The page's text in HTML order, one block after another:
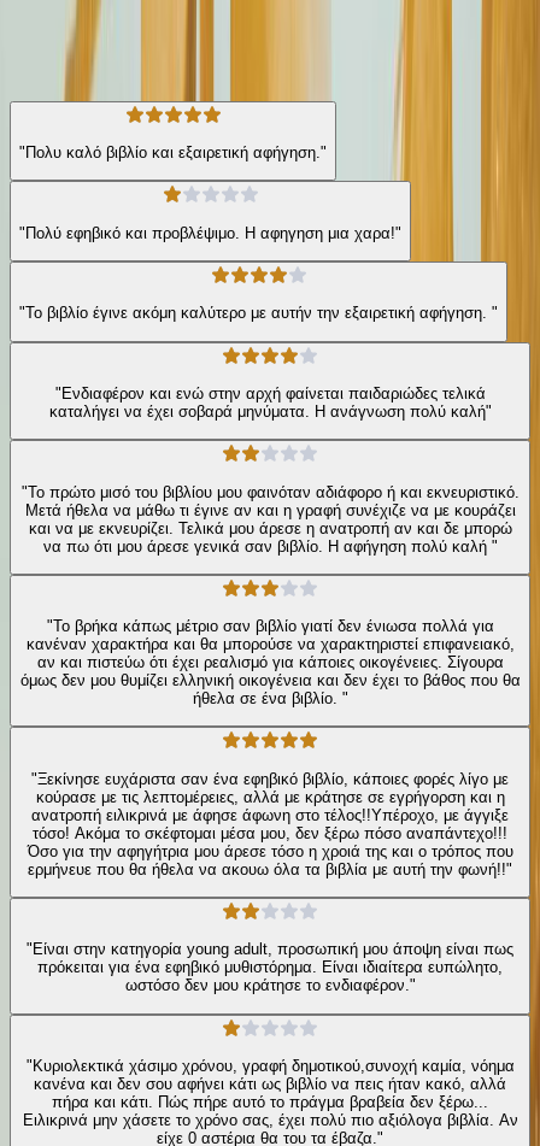
★ 3.5 /5 Βαθμολογία βιβλίου
Αξιολογήσεις
"Πολυ καλό βιβλίο και εξαιρετική αφήγηση."
"Πολύ εφηβικό και προβλέψιμο. Η αφηγηση μια χαρα!"
"Το βιβλίο έγινε ακόμη καλύτερο με αυτήν την εξαιρετική αφήγηση. "
"Ενδιαφέρον και ενώ στην αρχή φαίνεται παιδαριώδες τελικά
καταλήγει να έχει σοβαρά μηνύματα. Η ανάγνωση πολύ καλή"
"Το πρώτο μισό του βιβλίου μου φαινόταν αδιάφορο ή και εκνευριστικό.
Μετά ήθελα να μάθω τι έγινε αν και η γραφή συνέχιζε να με κουράζει
και να με εκνευρίζει. Τελικά μου άρεσε η ανατροπή αν και δε μπορώ
να πω ότι μου άρεσε γενικά σαν βιβλίο. Η αφήγηση πολύ καλή "
"Το βρήκα κάπως μέτριο σαν βιβλίο γιατί δεν ένιωσα πολλά για
κανέναν χαρακτήρα και θα μπορούσε να χαρακτηριστεί επιφανειακό,
αν και πιστεύω ότι έχει ρεαλισμό για κάποιες οικογένειες. Σίγουρα
όμως δεν μου θυμίζει ελληνική οικογένεια και δεν έχει το βάθος που θα
ήθελα σε ένα βιβλίο. "
"Ξεκίνησε ευχάριστα σαν ένα εφηβικό βιβλίο, κάποιες φορές λίγο με
κούρασε με τις λεπτομέρειες, αλλά με κράτησε σε εγρήγορση και η
ανατροπή ειλικρινά με άφησε άφωνη στο τέλος!!Υπέροχο, με άγγιξε
τόσο! Ακόμα το σκέφτομαι μέσα μου, δεν ξέρω πόσο αναπάντεχο!!!
Όσο για την αφηγήτρια μου άρεσε τόσο η χροιά της και ο τρόπος που
ερμήνευε που θα ήθελα να ακουω όλα τα βιβλία με αυτή την φωνή!!"
"Είναι στην κατηγορία young adult, προσωπική μου άποψη είναι πως
πρόκειται για ένα εφηβικό μυθιστόρημα. Είναι ιδιαίτερα ευπώλητο,
ωστόσο δεν μου κράτησε το ενδιαφέρον."
"Κυριολεκτικά χάσιμο χρόνου, γραφή δημοτικού,συνοχή καμία, νόημα
κανένα και δεν σου αφήνει κάτι ως βιβλίο να πεις ήταν κακό, αλλά
πήρα και κάτι. Πώς πήρε αυτό το πράγμα βραβεία δεν ξέρω...
Ειλικρινά μην χάσετε το χρόνο σας, έχει πολύ πιο αξιόλογα βιβλία. Αν
είχε 0 αστέρια θα του τα έβαζα."